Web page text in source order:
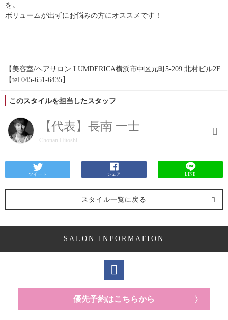
を。
ボリュームが出ずにお悩みの方にオススメです！
【美容室/ヘアサロン LUMDERICA横浜市中区元町5-209 北村ビル2F
【tel.045-651-6435】
このスタイルを担当したスタッフ
【代表】長南 一士
Chonan Hitoshi
ツイート シェア LINE
スタイル一覧に戻る
SALON INFORMATION
優先予約はこちらから